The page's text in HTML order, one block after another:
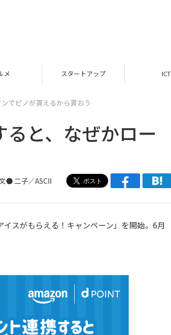
メ スタートアップ ICT
でピノが貰えるから貰おう
と、なぜかロー
● 二子／ASCII
スがもらえる！キャンペーン」を開始。6月